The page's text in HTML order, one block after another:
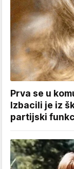
Prva se u
Izbacili je iz
partijski